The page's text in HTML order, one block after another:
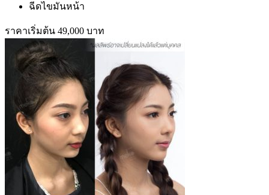
ฉีดไขมันหน้า
ราคาเริ่มต้น 49,000 บาท